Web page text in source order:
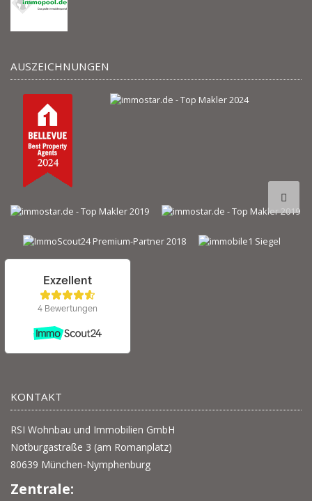
AUSZEICHNUNGEN
KONTAKT
RSI Wohnbau und Immobilien GmbH
Notburgastraße 3 (am Romanplatz)
80639 München-Nymphenburg
Zentrale: